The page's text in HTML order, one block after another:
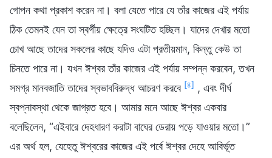
গোপন কথা প্রকাশ করেন না। বলা যেতে পারে যে তাঁর কাজের এই পর্যায়
ঠিক তেমনই যেন তা স্বর্গীয় ক্ষেত্রে সংঘটিত হচ্ছিল। যাদের দেখার মতো
চোখ আছে তাদের সকলের কাছে যদিও এটা প্রতীয়মান, কিন্তু কেউ তা
চিনতে পারে না। যখন ঈশ্বর তাঁর কাজের এই পর্যায় সম্পন্ন করবেন, তখন
সমগ্র মানবজাতি তাদের স্বভাববিরুদ্ধ আচরণ করবে [৪] , এবং দীর্ঘ
স্বপ্নাবস্থা থেকে জাগ্রত হবে। আমার মনে আছে ঈশ্বর একবার
বলেছিলেন, “এইবারে দেহধারণ করাটা বাঘের ডেরায় পড়ে যাওয়ার মতো।”
এর অর্থ হল, যেহেতু ঈশ্বরের কাজের এই পর্বে ঈশ্বর দেহে আবির্ভূত